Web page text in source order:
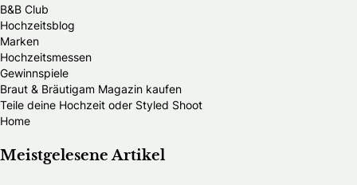
B&B Club
Hochzeitsblog
Marken
Hochzeitsmessen
Gewinnspiele
Braut & Bräutigam Magazin kaufen
Teile deine Hochzeit oder Styled Shoot
Home
Meistgelesene Artikel